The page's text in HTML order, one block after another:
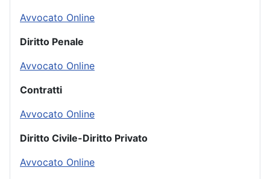
Avvocato Online
Diritto Penale
Avvocato Online
Contratti
Avvocato Online
Diritto Civile-Diritto Privato
Avvocato Online